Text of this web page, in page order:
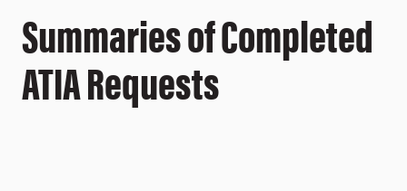
Summaries of Completed
ATIA Requests